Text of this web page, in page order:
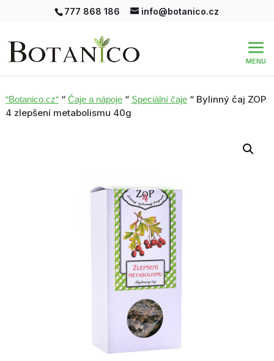
777 868 186 info@botanico.cz
“Botanico.cz““ Čaje a nápoje“ Speciální čaje“ Bylinný čaj ZOP
4 zlepšení metabolismu 40g